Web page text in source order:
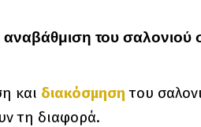
του σαλονιού
και διακόσμηση του
τη διαφορά.